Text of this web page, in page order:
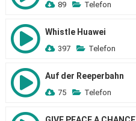
89 Telefon
Whistle Huawei
397 Telefon
Auf der Reeperbahn
75 Telefon